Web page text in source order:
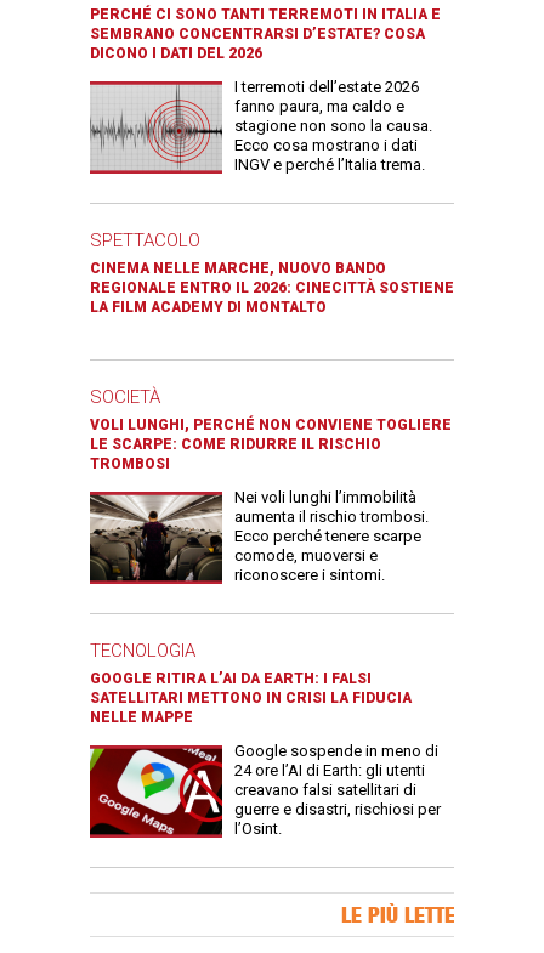
PERCHÉ CI SONO TANTI TERREMOTI IN ITALIA E
SEMBRANO CONCENTRARSI D’ESTATE? COSA
DICONO I DATI DEL 2026
I terremoti dell’estate 2026
fanno paura, ma caldo e
stagione non sono la causa.
Ecco cosa mostrano i dati
INGV e perché l’Italia trema.
SPETTACOLO
CINEMA NELLE MARCHE, NUOVO BANDO
REGIONALE ENTRO IL 2026: CINECITTÀ SOSTIENE
LA FILM ACADEMY DI MONTALTO
SOCIETÀ
VOLI LUNGHI, PERCHÉ NON CONVIENE TOGLIERE
LE SCARPE: COME RIDURRE IL RISCHIO
TROMBOSI
Nei voli lunghi l’immobilità
aumenta il rischio trombosi.
Ecco perché tenere scarpe
comode, muoversi e
riconoscere i sintomi.
TECNOLOGIA
GOOGLE RITIRA L’AI DA EARTH: I FALSI
SATELLITARI METTONO IN CRISI LA FIDUCIA
NELLE MAPPE
Google sospende in meno di
24 ore l’AI di Earth: gli utenti
creavano falsi satellitari di
guerre e disastri, rischiosi per
l’Osint.
LE PIÙ LETTE